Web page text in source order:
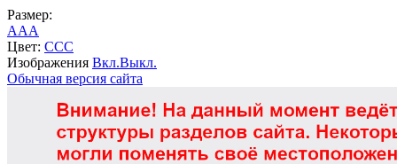
Размер:
AAA
Цвет: CCC
Изображения Вкл.Выкл.
Обычная версия сайта